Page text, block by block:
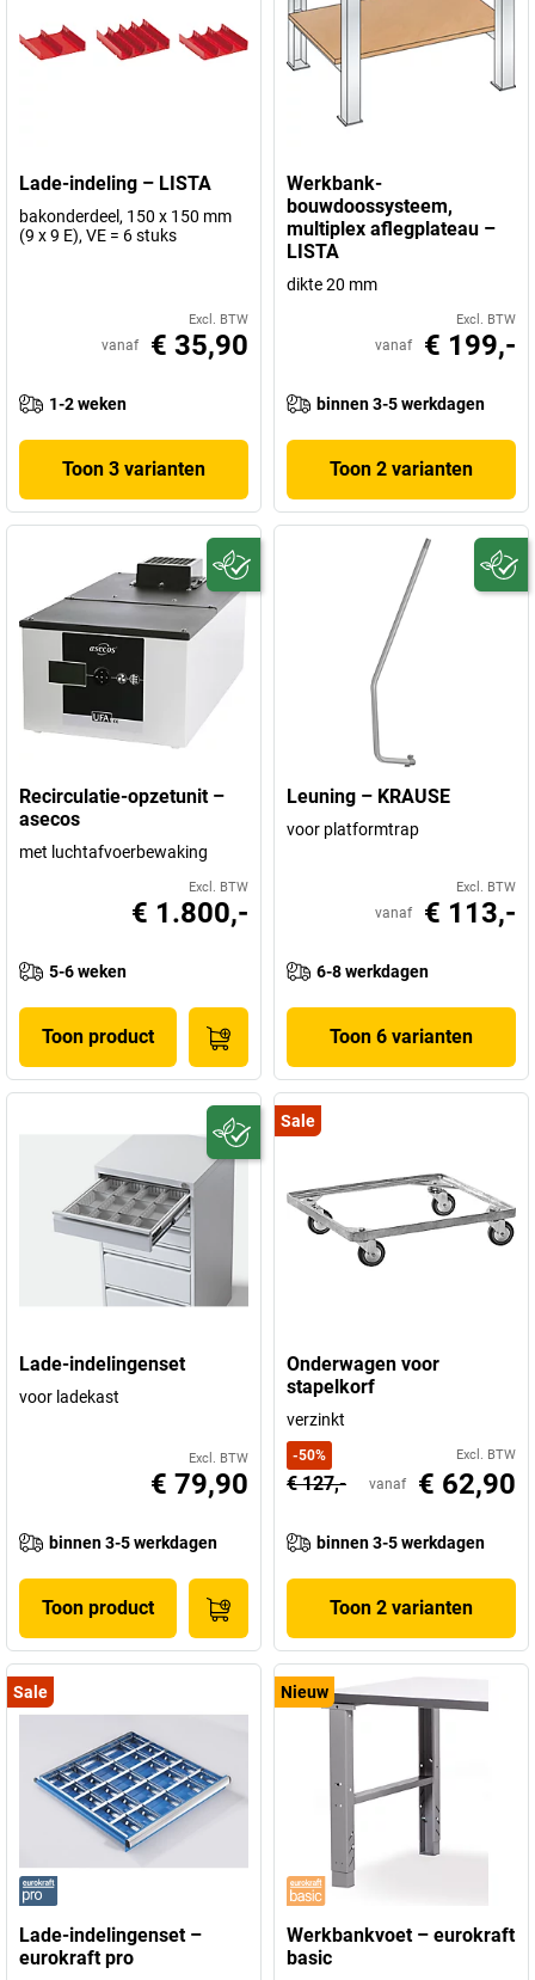
Lade-indeling – LISTA
bakonderdeel, 150 x 150 mm
(9 x 9 E), VE = 6 stuks
Excl. BTW
vanaf € 35,90
1-2 weken
Toon 3 varianten
Werkbank-
bouwdoossysteem,
multiplex aflegplateau –
LISTA
dikte 20 mm
Excl. BTW
vanaf € 199,-
binnen 3-5 werkdagen
Toon 2 varianten
Recirculatie-opzetunit –
asecos
met luchtafvoerbewaking
Excl. BTW
€ 1.800,-
5-6 weken
Toon product
Leuning – KRAUSE
voor platformtrap
Excl. BTW
vanaf € 113,-
6-8 werkdagen
Toon 6 varianten
Lade-indelingenset
voor ladekast
Excl. BTW
€ 79,90
binnen 3-5 werkdagen
Toon product
Sale
Onderwagen voor
stapelkorf
verzinkt
-50% Excl. BTW
€ 127,- vanaf € 62,90
binnen 3-5 werkdagen
Toon 2 varianten
Sale
Lade-indelingenset –
eurokraft pro
Nieuw
Werkbankvoet – eurokraft
basic